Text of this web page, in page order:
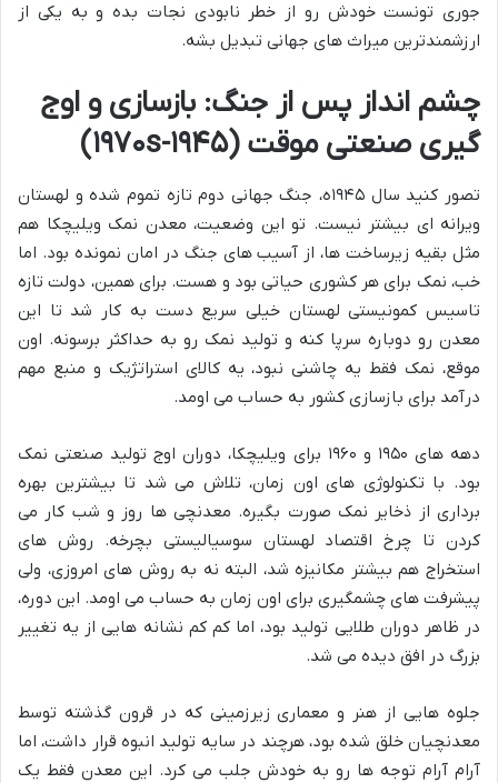
جوری تونست خودش رو از خطر نابودی نجات بده و به یکی از
ارزشمندترین میراث های جهانی تبدیل بشه.
چشم انداز پس از جنگ: بازسازی و اوج
گیری صنعتی موقت (۱۹۴۵-۱۹۷۰s)
تصور کنید سال ۱۹۴۵ه، جنگ جهانی دوم تازه تموم شده و لهستان
ویرانه ای بیشتر نیست. تو این وضعیت، معدن نمک ویلیچکا هم
مثل بقیه زیرساخت ها، از آسیب های جنگ در امان نمونده بود. اما
خب، نمک برای هر کشوری حیاتی بود و هست. برای همین، دولت تازه
تاسیس کمونیستی لهستان خیلی سریع دست به کار شد تا این
معدن رو دوباره سرپا کنه و تولید نمک رو به حداکثر برسونه. اون
موقع، نمک فقط یه چاشنی نبود، یه کالای استراتژیک و منبع مهم
درآمد برای بازسازی کشور به حساب می اومد.
دهه های ۱۹۵۰ و ۱۹۶۰ برای ویلیچکا، دوران اوج تولید صنعتی نمک
بود. با تکنولوژی های اون زمان، تلاش می شد تا بیشترین بهره
برداری از ذخایر نمک صورت بگیره. معدنچی ها روز و شب کار می
کردن تا چرخ اقتصاد لهستان سوسیالیستی بچرخه. روش های
استخراج هم بیشتر مکانیزه شد، البته نه به روش های امروزی، ولی
پیشرفت های چشمگیری برای اون زمان به حساب می اومد. این دوره،
در ظاهر دوران طلایی تولید بود، اما کم کم نشانه هایی از یه تغییر
بزرگ در افق دیده می شد.
جلوه هایی از هنر و معماری زیرزمینی که در قرون گذشته توسط
معدنچیان خلق شده بود، هرچند در سایه تولید انبوه قرار داشت، اما
آرام آرام توجه ها رو به خودش جلب می کرد. این معدن فقط یک